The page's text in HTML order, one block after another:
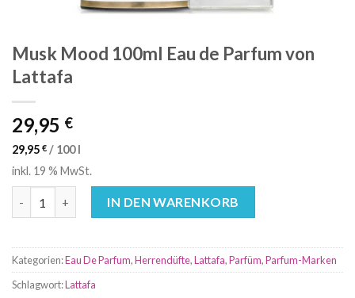
Musk Mood 100ml Eau de Parfum von
Lattafa
29,95 €
29,95 € / 100 l
inkl. 19 % MwSt.
IN DEN WARENKORB
Kategorien:Eau De Parfum,Herrendüfte,Lattafa,Parfüm,Parfum-Marken
Schlagwort:Lattafa